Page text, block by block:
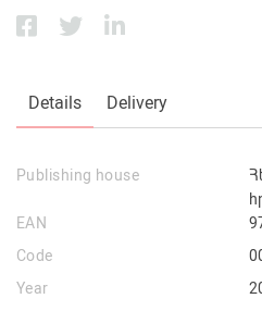
Details Delivery
Publishing house
EAN
Code
Year